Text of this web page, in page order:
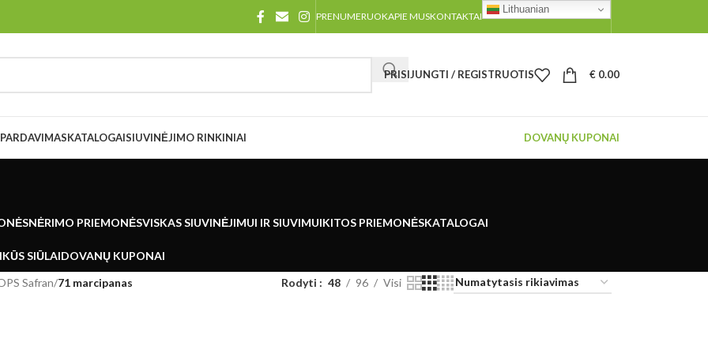
PRENUMERUOKAPIE MUSKONTAKTAI
Lithuanian
PRISIJUNGTI / REGISTRUOTIS € 0.00
KATALOGAISIUVINĖJIMO RINKINIAI DOVANŲ KUPONAI
NĖRIMO PRIEMONĖSVISKAS SIUVINĖJIMUI IR SIUVIMUIKITOS PRIEMONĖSKATALOGAI
SIŪLAIDOVANŲ KUPONAI
Safran/71 marcipanas Rodyti 48 96 Visi